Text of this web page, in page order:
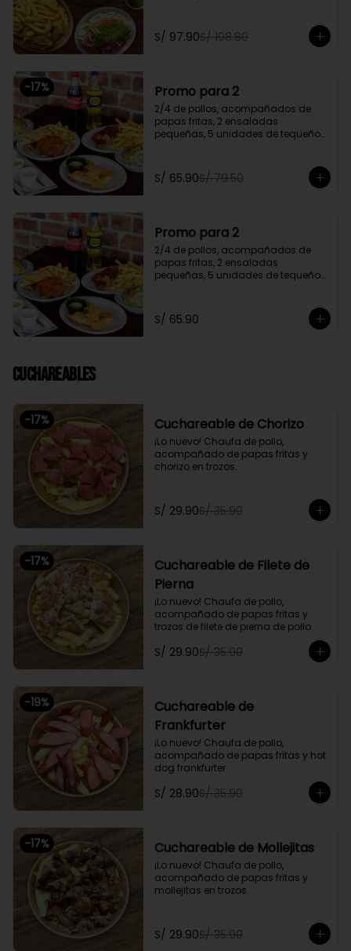
Promoción exclusiva para llevar o
delivery
S/ 97.90S/ 108.80
-17% Promo para 2
2/4 de pollos, acompañados de
papas fritas, 2 ensaladas
pequeñas, 5 unidades de tequeños
Promoción exclusiva para llevar o
delivery
S/ 65.90S/ 79.50
Promo para 2
2/4 de pollos, acompañados de
papas fritas, 2 ensaladas
pequeñas, 5 unidades de tequeños
Promoción exclusiva para llevar o
delivery
S/ 65.90
Cuchareables
-17% Cuchareable de Chorizo
¡Lo nuevo! Chaufa de pollo,
acompañado de papas fritas y
chorizo en trozos.
S/ 29.90S/ 35.90
-17%
Cuchareable de Filete de
Pierna
¡Lo nuevo! Chaufa de pollo,
acompañado de papas fritas y
trozos de filete de pierna de pollo.
S/ 29.90S/ 35.90
-19%
Cuchareable de
Frankfurter
¡Lo nuevo! Chaufa de pollo,
acompañado de papas fritas y hot
dog frankfurter
S/ 28.90S/ 35.90
-17% Cuchareable de Mollejitas
¡Lo nuevo! Chaufa de pollo,
acompañado de papas fritas y
mollejitas en trozos.
S/ 29.90S/ 35.90